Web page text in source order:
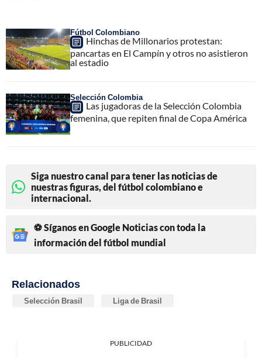
Fútbol Colombiano
Hinchas de Millonarios protestan:
pancartas en El Campín y otros no asistieron
al estadio
Selección Colombia
Las jugadoras de la Selección Colombia
femenina, que repiten final de Copa América
Siga nuestro canal para tener las noticias de
nuestras figuras, del fútbol colombiano e
internacional.
⚽ Síganos en Google Noticias con toda la
información del fútbol mundial
Relacionados
Selección Brasil Liga de Brasil
PUBLICIDAD